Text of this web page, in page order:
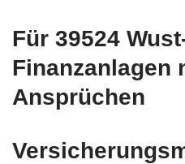
Für 39524
Finanzanlagen
Ansprüchen